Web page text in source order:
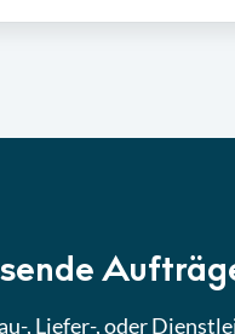
, Liefer-, oder